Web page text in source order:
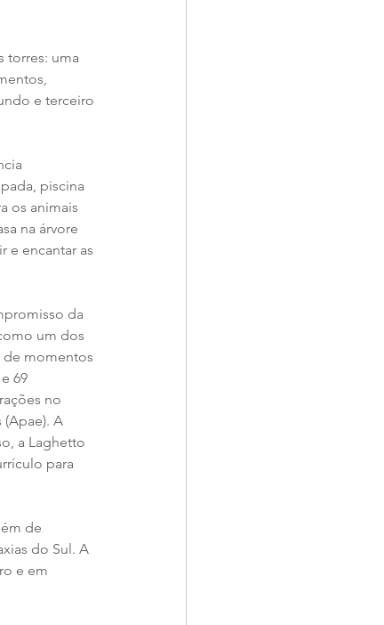
torres: uma
e terceiro
piscina
os animais
na árvore
e encantar as
da
um dos
de momentos
69
no
A
a Laghetto
para
de
do Sul. A
e em